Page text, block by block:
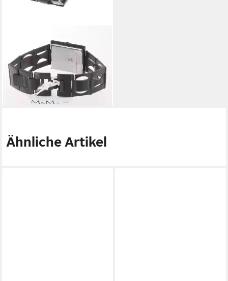
Quarzuhr Damen Uhr
M11875-885 NEU
89,00 € UVP 149,00 €
-40%
lieferbar - in 2-3 Werktagen bei dir
Ähnliche Artikel